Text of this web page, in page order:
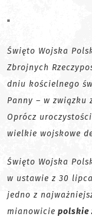
"
Święto Wojska
Zbrojnych
dniu kościelnego
Panny – w
Oprócz
wielkie wojskowe
Święto Wojska
w ustawie z 30
jedno z
mianowicie polskie